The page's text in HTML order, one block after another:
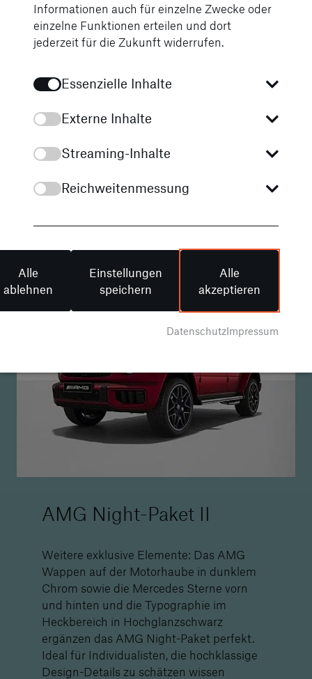
AMG Night-Paket
Paket (Sonderausstattung) wird Ihre G-
Klasse noch expressiver. Je nach gewählter
Außenlackierung prägen Akzente in
Obsidianschwarz oder Nachtschwarz
Stoßfängerspangen oder der
MANUFAKTUR Black Accents und das
individuelle Erscheinungsbild.
AMG Night-Paket II
Weitere exklusive Elemente: Das AMG
Wappen auf der Motorhaube in dunklem
Chrom sowie die Mercedes Sterne vorn
und hinten und die Typographie im
Heckbereich in Hochglanzschwarz
ergänzen das AMG Night-Paket perfekt.
Ideal für Individualisten, die hochklassige
Design-Details zu schätzen wissen
Informationen auch für einzelne Zwecke oder
einzelne Funktionen erteilen und dort
jederzeit für die Zukunft widerrufen.
Essenzielle Inhalte
Externe Inhalte
Streaming-Inhalte
Reichweitenmessung
Alle
ablehnen
Einstellungen
speichern
Alle
akzeptieren
DatenschutzImpressum